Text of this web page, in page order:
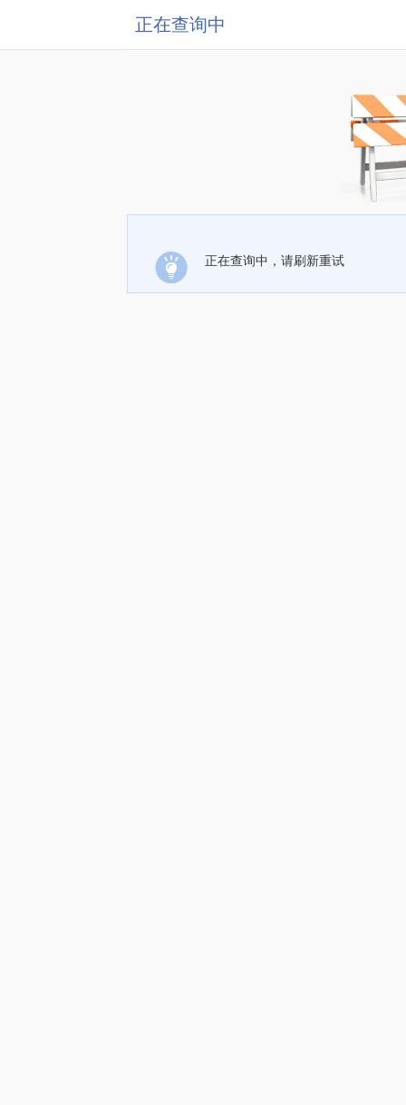
正在查询中
正在查询中，请刷新重试